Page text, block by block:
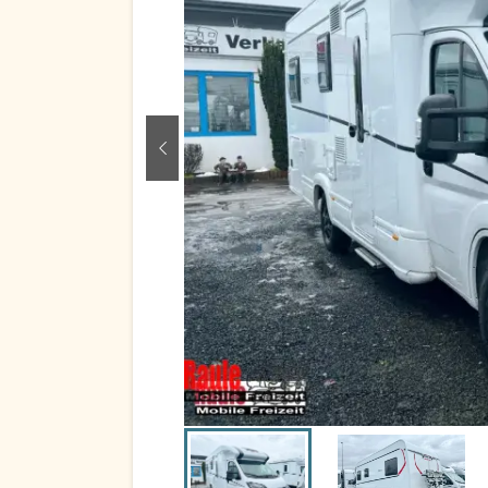
zurück